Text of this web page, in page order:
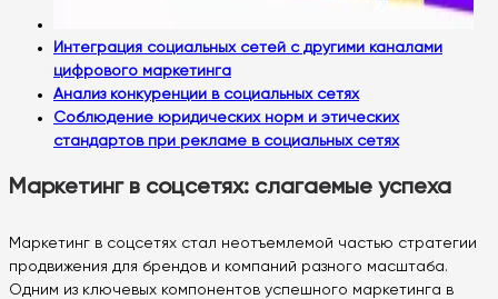
Интеграция социальных сетей с другими каналами
цифрового маркетинга
Анализ конкуренции в социальных сетях
Соблюдение юридических норм и этических
стандартов при рекламе в социальных сетях
Маркетинг в соцсетях: слагаемые успеха
Маркетинг в соцсетях стал неотъемлемой частью стратегии
продвижения для брендов и компаний разного масштаба.
Одним из ключевых компонентов успешного маркетинга в